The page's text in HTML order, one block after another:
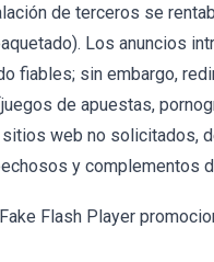
de terceros se
Los anuncios
fiables; sin embargo,
de apuestas,
sitios web no solicitados,
y complementos
Flash Player